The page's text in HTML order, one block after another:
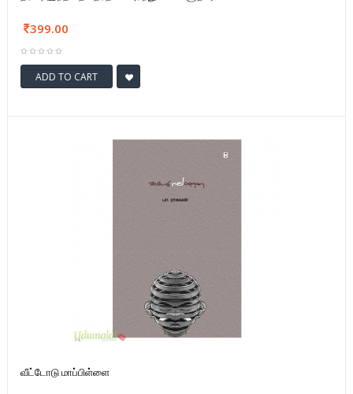
399.00
ADD TO CART
வீட்டோடு மாப்பிள்ளை